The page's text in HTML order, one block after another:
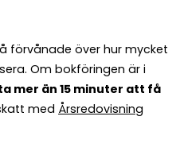
förvånade över hur mycket
Om bokföringen är i
mer än 15 minuter att få
med Årsredovisning